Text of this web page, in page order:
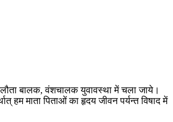
बालक, वंशचालक युवावस्था में चला जाये।
हम माता पिताओं का हृदय जीवन पर्यन्त विषाद में